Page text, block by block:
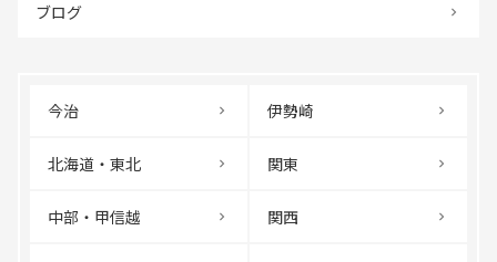
ブログ
今治 伊勢崎
北海道・東北 関東
中部・甲信越 関西